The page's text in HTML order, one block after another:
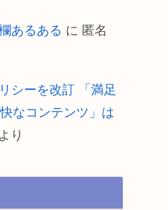
あるある に 匿名
シーを改訂 「満足
なコンテンツ」は
より